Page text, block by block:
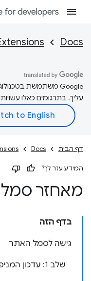
Docs
עליך. בתרגומים כאלו
דף הבית Docs
המידע עזר לך?
מאחזר
בדף הזה
גישה לסמל האתר
שלב 1: עדכון המניפסט